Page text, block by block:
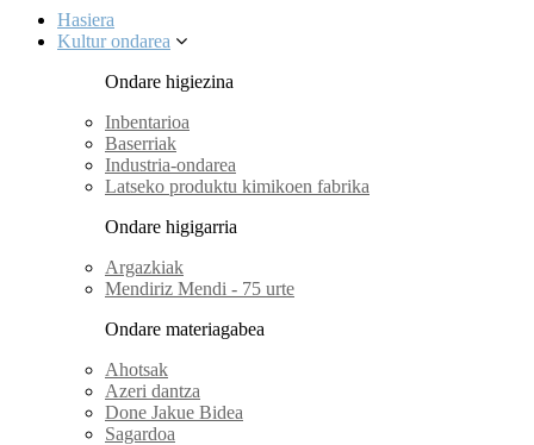
Hasiera
Kultur ondarea
Ondare higiezina
Inbentarioa
Baserriak
Industria-ondarea
Latseko produktu kimikoen fabrika
Ondare higigarria
Argazkiak
Mendiriz Mendi - 75 urte
Ondare materiagabea
Ahotsak
Azeri dantza
Done Jakue Bidea
Sagardoa